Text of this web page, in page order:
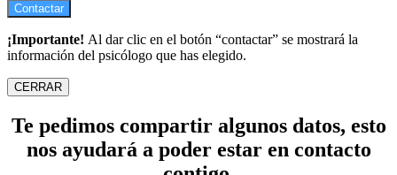
Contactar
¡Importante! Al dar clic en el botón “contactar” se mostrará la
información del psicólogo que has elegido.
CERRAR
Te pedimos compartir algunos datos, esto
nos ayudará a poder estar en contacto